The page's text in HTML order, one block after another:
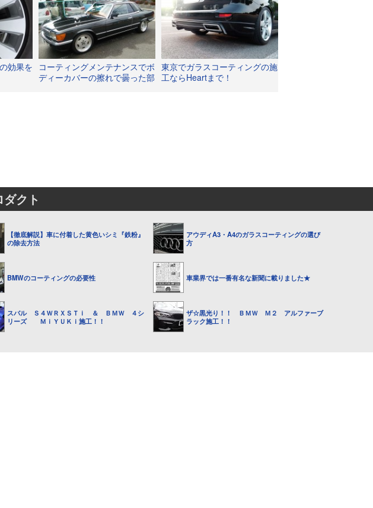
効果を
コーティングメンテナンスでボ
ディーカバーの擦れで曇った部
東京でガラスコーティングの施
工ならHeartまで！
クト
【徹底解説】車に付着した黄色いシミ『鉄粉』
の除去方法
アウディA3・A4のガラスコーティングの選び
方
BMWのコーティングの必要性 車業界では一番有名な新聞に載りました★
スバル Ｓ４ＷＲＸＳＴｉ ＆ ＢＭＷ ４シ
リーズ ＭｉＹＵＫｉ施工！！
ザ☆黒光り！！ ＢＭＷ Ｍ２ アルファーブ
ラック施工！！